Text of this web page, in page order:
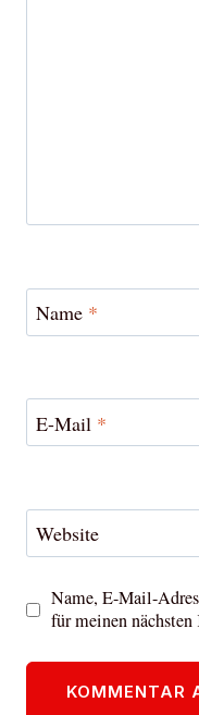
Name *
E-Mail *
Website
Name, E-Mail-
für meinen